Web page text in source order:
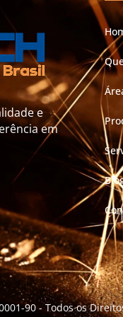
e
em
90- Todos os